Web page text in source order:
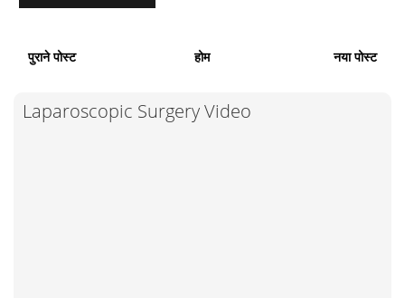
पुराने पोस्ट होम नया पोस्ट
Laparoscopic Surgery Video